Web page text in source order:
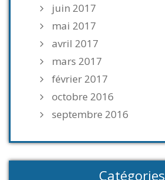
juin 2017
mai 2017
avril 2017
mars 2017
février 2017
octobre 2016
septembre 2016
Catégories